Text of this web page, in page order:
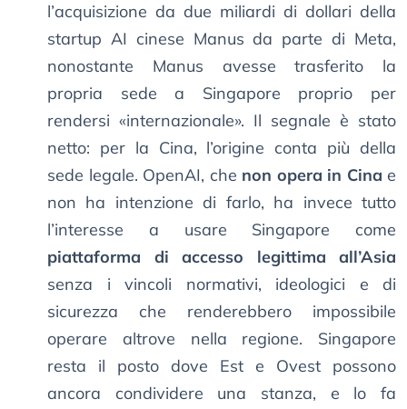
l’acquisizione da due miliardi di dollari della
startup AI cinese Manus da parte di Meta,
nonostante Manus avesse trasferito la
propria sede a Singapore proprio per
rendersi «internazionale». Il segnale è stato
netto: per la Cina, l’origine conta più della
sede legale. OpenAI, che non opera in Cina e
non ha intenzione di farlo, ha invece tutto
l’interesse a usare Singapore come
piattaforma di accesso legittima all’Asia
senza i vincoli normativi, ideologici e di
sicurezza che renderebbero impossibile
operare altrove nella regione. Singapore
resta il posto dove Est e Ovest possono
ancora condividere una stanza, e lo fa